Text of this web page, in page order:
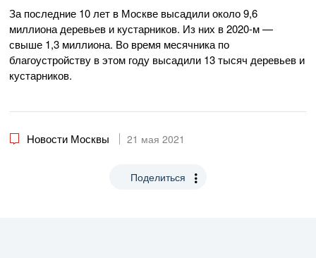
За последние 10 лет в Москве высадили около 9,6
миллиона деревьев и кустарников. Из них в 2020-м —
свыше 1,3 миллиона. Во время месячника по
благоустройству в этом году высадили 13 тысяч деревьев и
кустарников.
Новости Москвы 21 мая 2021
Поделиться